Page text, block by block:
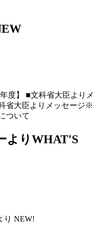
度】 ■文科省大臣よりメ
省大臣よりメッセージ※
ついて
より WHAT'S
り NEW!